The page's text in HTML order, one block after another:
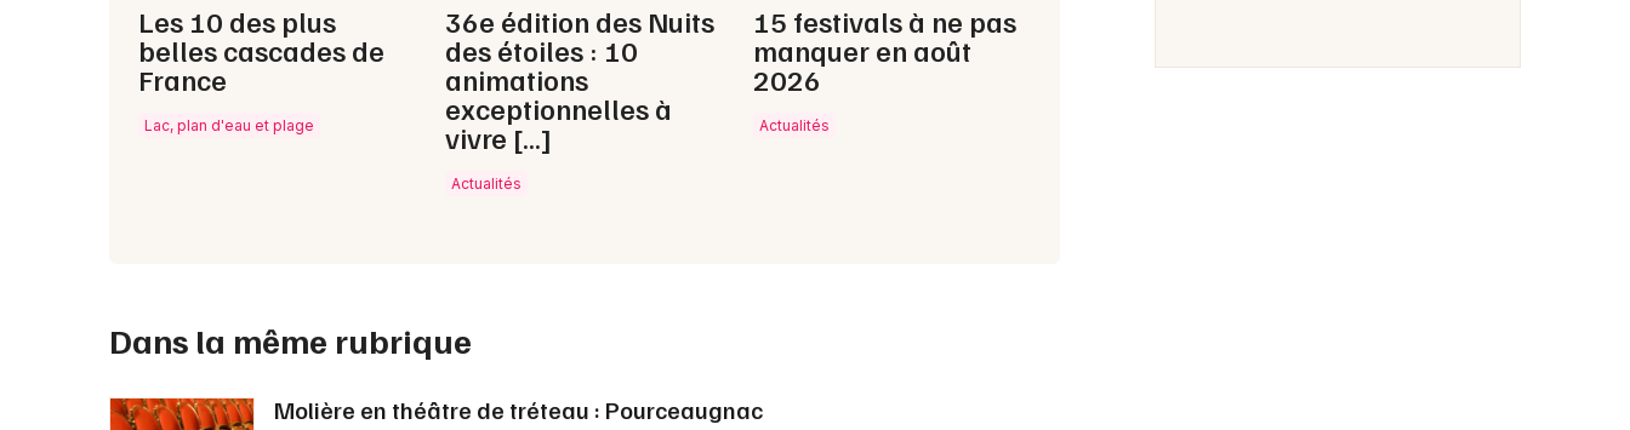
Les 10 des plus
belles cascades de
France
Lac, plan d'eau et plage
36e édition des Nuits
des étoiles : 10
animations
exceptionnelles à
vivre […]
Actualités
15 festivals à ne pas
manquer en août
2026
Actualités
Dans la même rubrique
Molière en théâtre de tréteau : Pourceaugnac